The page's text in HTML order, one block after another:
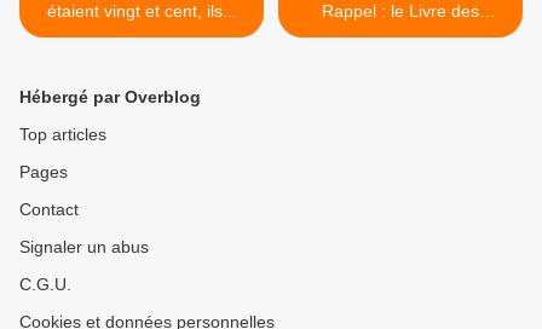
étaient vingt et cent, ils...
Rappel : le Livre des
9.000... >
Hébergé par Overblog
Top articles
Pages
Contact
Signaler un abus
C.G.U.
Cookies et données personnelles